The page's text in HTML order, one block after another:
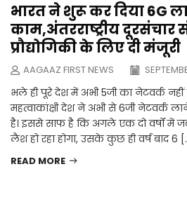
भारत ने शुरू कर दिया 6G
काम,अंतरराष्ट्रीय
प्रौद्योगिकी के लिए दी मंजूरी
AAGAAZ FIRST NEWS
भले ही पूरे देश में अभी 5जी का नेटवर्क
महत्वाकांक्षी देश ने अभी से 6जी नेटवर्क
है। इससे साफ है कि अगले एक दो वर्षों में
लैश हो रहा होगा, उसके कुछ ही वर्ष बाद 6
READ MORE